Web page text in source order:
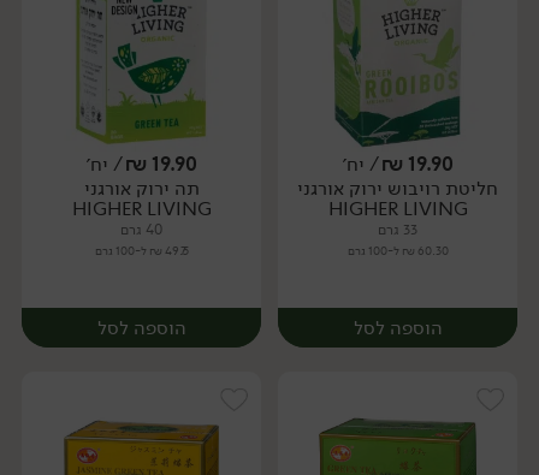
יח׳ יח׳
19.90
₪/ יח׳
חליטת רויבוש ירוק אורגני
HIGHER LIVING
33 גרם
60.30 ₪ ל-100 גרם
הוספה לסל
19.90
₪/ יח׳
תה ירוק אורגני
HIGHER LIVING
40 גרם
49.75 ₪ ל-100 גרם
הוספה לסל